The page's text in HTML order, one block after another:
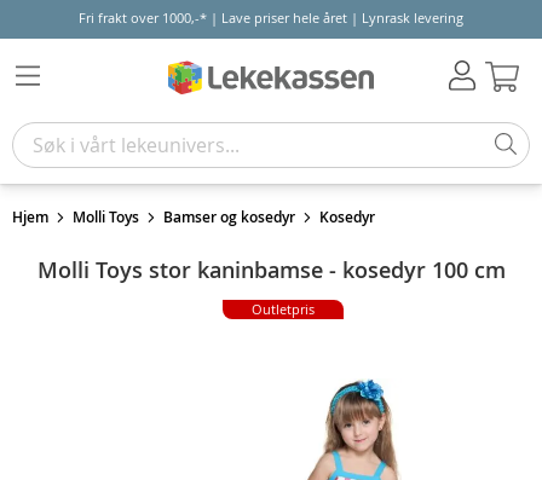
Fri frakt over 1000,-* | Lave priser hele året | Lynrask levering
Hjem Molli Toys Bamser og kosedyr Kosedyr
Molli Toys stor kaninbamse - kosedyr 100 cm
Outletpris